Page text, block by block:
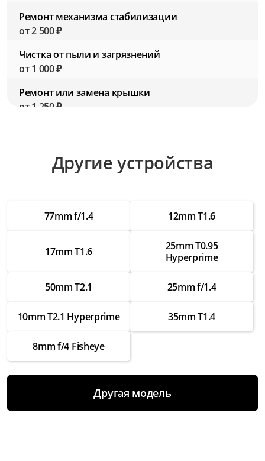
Ремонт механизма стабилизации
от 2 500 ₽
Чистка от пыли и загрязнений
от 1 000 ₽
Ремонт или замена крышки
от 1 250 ₽
Ремонт резьбы для фильтров
от 3 500 ₽
от 2 000 ₽
Замена креплений
Ремонт креплений
Ремонт байонета
от 2 000 ₽
Другие устройства
77mm f/1.4 12mm T1.6
17mm T1.6
25mm T0.95
Hyperprime
50mm T2.1 25mm f/1.4
10mm T2.1 Hyperprime 35mm T1.4
8mm f/4 Fisheye
Другая модель